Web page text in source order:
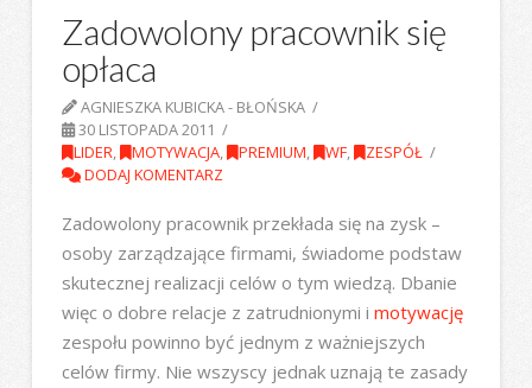
Zadowolony pracownik się
opłaca
AGNIESZKA KUBICKA - BŁOŃSKA
30 LISTOPADA 2011
LIDER, MOTYWACJA, PREMIUM, WF,
ZESPÓŁ
DODAJ KOMENTARZ
Zadowolony pracownik przekłada się na zysk –
osoby zarządzające firmami, świadome podstaw
skutecznej realizacji celów o tym wiedzą. Dbanie
więc o dobre relacje z zatrudnionymi i motywację
zespołu powinno być jednym z ważniejszych
celów firmy. Nie wszyscy jednak uznają te zasady